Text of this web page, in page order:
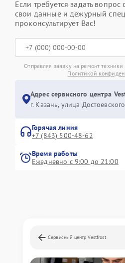
Если требуется задать вопрос
свои данные и дежурный
проконсультирует Вас!
Отправляя заявку на ремонт
Политикой
Адрес сервисного центра
г. Казань, улица
Горячая линия
+7 (843) 500-48-62
Время работы
Ежедневно с 9:00 до 21:00
Сервисный центр Vestfrost